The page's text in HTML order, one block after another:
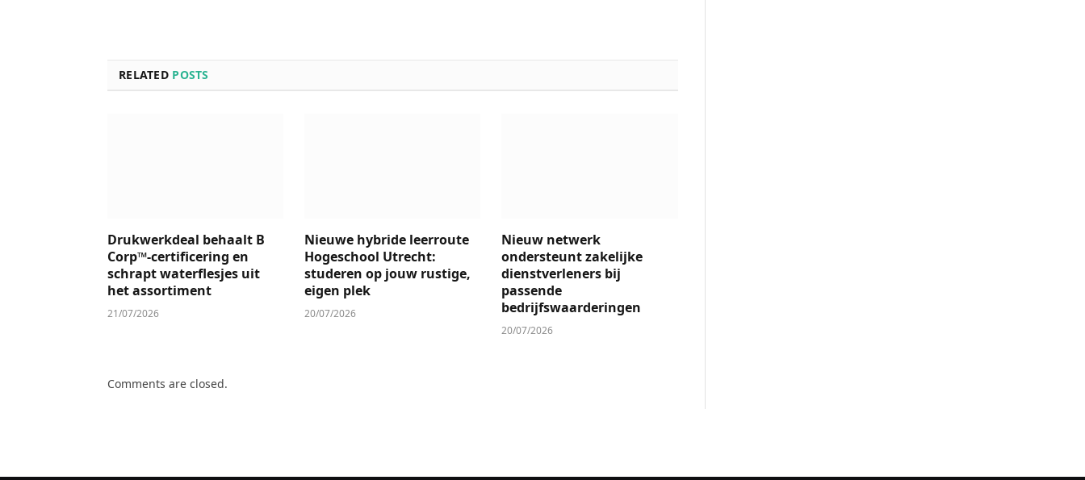
RELATED POSTS
Drukwerkdeal behaalt B
Corp™-certificering en
schrapt waterflesjes uit
het assortiment
21/07/2026
Nieuwe hybride leerroute
Hogeschool Utrecht:
studeren op jouw rustige,
eigen plek
20/07/2026
Nieuw netwerk
ondersteunt zakelijke
dienstverleners bij
passende
bedrijfswaarderingen
20/07/2026
Comments are closed.